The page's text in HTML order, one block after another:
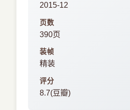
2015-12
页数
390页
装帧
精装
评分
8.7(豆瓣)